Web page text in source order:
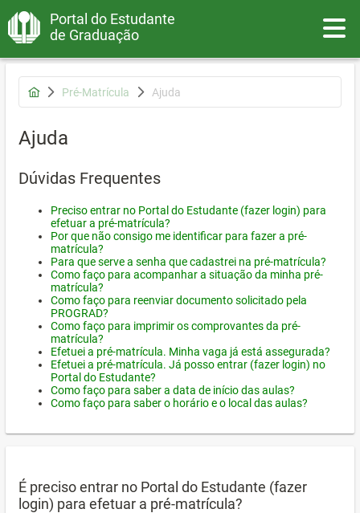
Portal do Estudante
de Graduação
Pré-Matrícula Ajuda
Ajuda
Dúvidas Frequentes
Preciso entrar no Portal do Estudante (fazer login) para
efetuar a pré-matrícula?
Por que não consigo me identificar para fazer a pré-
matrícula?
Para que serve a senha que cadastrei na pré-matrícula?
Como faço para acompanhar a situação da minha pré-
matrícula?
Como faço para reenviar documento solicitado pela
PROGRAD?
Como faço para imprimir os comprovantes da pré-
matrícula?
Efetuei a pré-matrícula. Minha vaga já está assegurada?
Efetuei a pré-matrícula. Já posso entrar (fazer login) no
Portal do Estudante?
Como faço para saber a data de início das aulas?
Como faço para saber o horário e o local das aulas?
É preciso entrar no Portal do Estudante (fazer
login) para efetuar a pré-matrícula?